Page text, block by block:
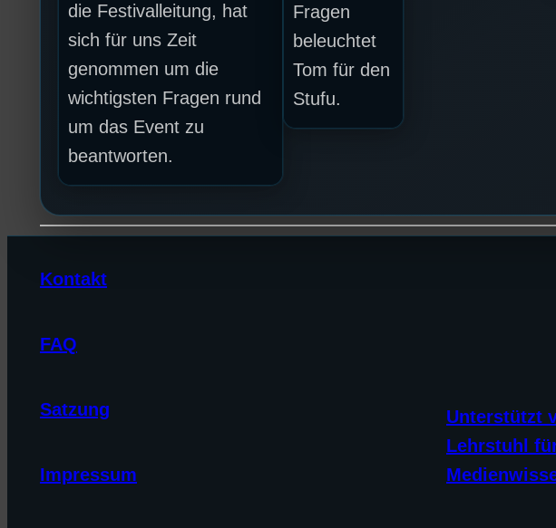
die Festivalleitung, hat
sich für uns Zeit
genommen um die
wichtigsten Fragen rund
um das Event zu
beantworten.
Fragen
beleuchtet
Tom für den
Stufu.
Kontakt
FAQ
Satzung
Impressum
Unterstützt
Lehrstuhl